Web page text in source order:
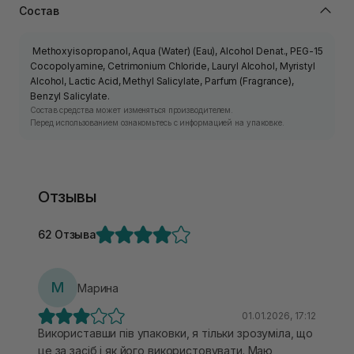
Состав
Methoxyisopropanol, Aqua (Water) (Eau), Alcohol Denat., PEG-15
Cocopolyamine, Cetrimonium Chloride, Lauryl Alcohol, Myristyl
Alcohol, Lactic Acid, Methyl Salicylate, Parfum (Fragrance),
Benzyl Salicylate.
Состав средства может изменяться производителем.
Перед использованием ознакомьтесь с информацией на упаковке.
Отзывы
62 Отзыва
М Марина
01.01.2026, 17:12
Використавши пів упаковки, я тільки зрозуміла, що
це за засіб і як його використовувати. Маю